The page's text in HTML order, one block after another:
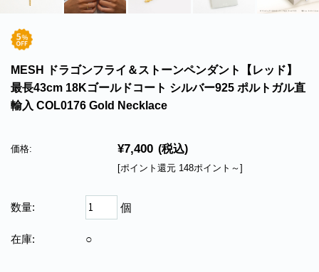
MESH ドラゴンフライ＆ストーンペンダント【レッド】
最長43cm 18Kゴールドコート シルバー925 ポルトガル直
輸入 COL0176 Gold Necklace
価格: ¥7,400 (税込)
[ポイント還元 148ポイント～]
数量: 個
在庫: ○